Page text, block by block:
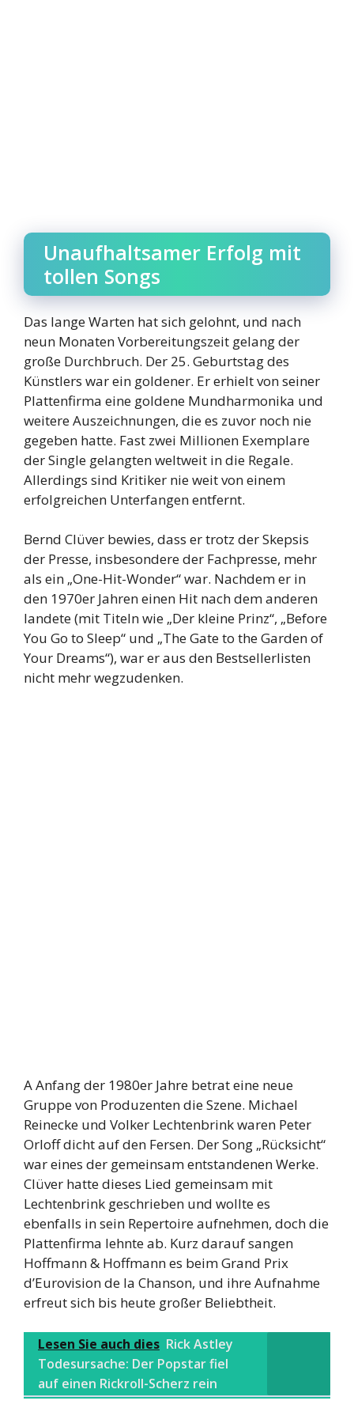
Unaufhaltsamer Erfolg mit
tollen Songs
Das lange Warten hat sich gelohnt, und nach
neun Monaten Vorbereitungszeit gelang der
große Durchbruch. Der 25. Geburtstag des
Künstlers war ein goldener. Er erhielt von seiner
Plattenfirma eine goldene Mundharmonika und
weitere Auszeichnungen, die es zuvor noch nie
gegeben hatte. Fast zwei Millionen Exemplare
der Single gelangten weltweit in die Regale.
Allerdings sind Kritiker nie weit von einem
erfolgreichen Unterfangen entfernt.
Bernd Clüver bewies, dass er trotz der Skepsis
der Presse, insbesondere der Fachpresse, mehr
als ein „One-Hit-Wonder“ war. Nachdem er in
den 1970er Jahren einen Hit nach dem anderen
landete (mit Titeln wie „Der kleine Prinz“, „Before
You Go to Sleep“ und „The Gate to the Garden of
Your Dreams“), war er aus den Bestsellerlisten
nicht mehr wegzudenken.
A Anfang der 1980er Jahre betrat eine neue
Gruppe von Produzenten die Szene. Michael
Reinecke und Volker Lechtenbrink waren Peter
Orloff dicht auf den Fersen. Der Song „Rücksicht“
war eines der gemeinsam entstandenen Werke.
Clüver hatte dieses Lied gemeinsam mit
Lechtenbrink geschrieben und wollte es
ebenfalls in sein Repertoire aufnehmen, doch die
Plattenfirma lehnte ab. Kurz darauf sangen
Hoffmann & Hoffmann es beim Grand Prix
d’Eurovision de la Chanson, und ihre Aufnahme
erfreut sich bis heute großer Beliebtheit.
Lesen Sie auch dies Rick Astley
Todesursache: Der Popstar fiel
auf einen Rickroll-Scherz rein